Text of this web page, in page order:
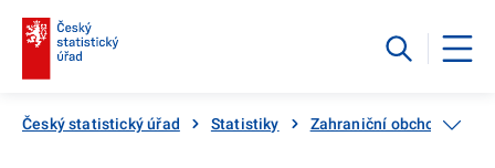
Český statistický úřad Statistiky Zahraniční obchod